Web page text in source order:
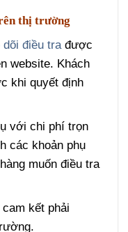
thị trường
website. Khách
khi quyết định
với chi phí trọn